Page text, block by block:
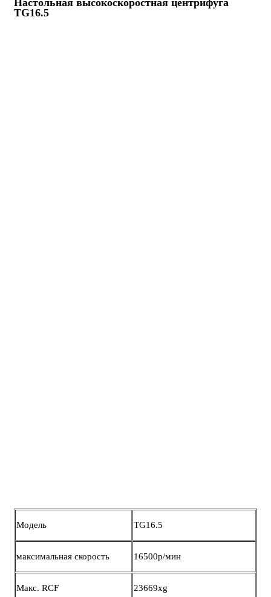
Настольная высокоскоростная центрифуга
TG16.5
Модель TG16.5
максимальная скорость 16500р/мин
Макс. RCF 23669xg